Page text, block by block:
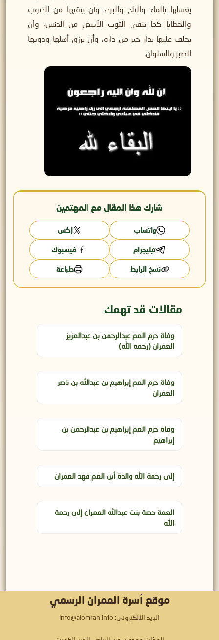
يغسلها بالماء والثلج والبرد، وأن ينقيها من الذنوب
والخطايا كما ينقى الثوب الأبيض من الدنس، وأن
يخلف عليها بدار خير من داره، وأن يرزق أهلها وذويها
الصبر والسلوان.
شارك هذا المقال مع المهتمين
واتساب إكس
تيليجرام فيسبوك
نسخ الرابط طباعة
مقالات قد تهمك
وفاة حرم العم عبدالرحمن بن عبدالعزيز
العمران (رحمه الله)
وفاة حرم العم إبراهيم بن عبدالله بن ناصر
العمران
وفاة حرم العم إبراهيم بن عبدالرحمن بن
إبراهيم
إلى رحمة الله والدة أبن العم فهد العمران
العمة حصة بنت عبدالله العمران إلى رحمة
الله
موقع أسرة العمران الرسمي
البريد الإلكتروني: info@alomran.info